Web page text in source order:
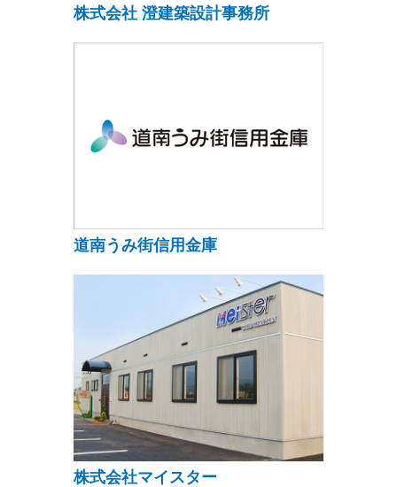
株式会社 澄建築設計事務所
道南うみ街信用金庫
株式会社マイスター